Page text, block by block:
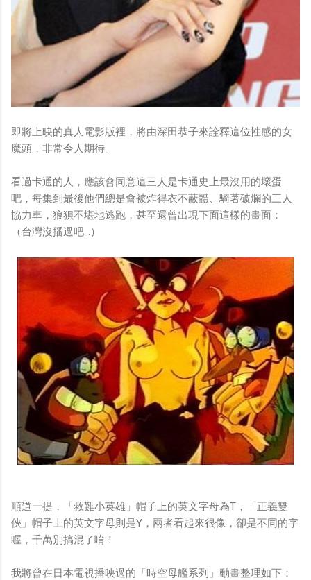
即將上映的真人電影版裡，將由深田恭子來詮釋這位性感的女
魔頭，非常令人期待。
看過卡通的人，應該會同意這三人是卡通史上最沒用的壞蛋
吧，每集到最後他們總是會被炸得衣不蔽體、騎著破爛的三人
協力車，狼狽不堪地逃跑，甚至還曾出現下面這樣的畫面：
（台灣沒播過吧…）
順道一提，「救難小英雄」帽子上的英文字母為T，「正義雙
俠」帽子上的英文字母則是Y，兩者看起來很像，卻是不同的字
喔，千萬別搞混了唷！
我將曾在日本電視播映過的「時空母艦系列」動畫整理如下：